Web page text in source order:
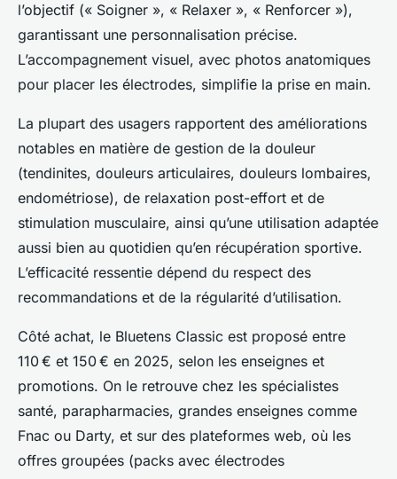
l’objectif (« Soigner », « Relaxer », « Renforcer »),
garantissant une personnalisation précise.
L’accompagnement visuel, avec photos anatomiques
pour placer les électrodes, simplifie la prise en main.
La plupart des usagers rapportent des améliorations
notables en matière de gestion de la douleur
(tendinites, douleurs articulaires, douleurs lombaires,
endométriose), de relaxation post-effort et de
stimulation musculaire, ainsi qu’une utilisation adaptée
aussi bien au quotidien qu’en récupération sportive.
L’efficacité ressentie dépend du respect des
recommandations et de la régularité d’utilisation.
Côté achat, le Bluetens Classic est proposé entre
110 € et 150 € en 2025, selon les enseignes et
promotions. On le retrouve chez les spécialistes
santé, parapharmacies, grandes enseignes comme
Fnac ou Darty, et sur des plateformes web, où les
offres groupées (packs avec électrodes